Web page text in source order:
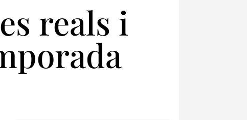
reals i